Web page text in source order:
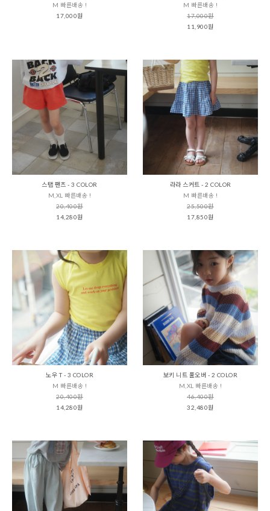
M 빠른배송 !
17,000원
M 빠른배송 !
17,000원
11,900원
스탭 팬츠 - 3 COLOR
M,XL 빠른배송 !
20,400원
14,280원
라라 스커트 - 2 COLOR
M 빠른배송 !
25,500원
17,850원
노우 T - 3 COLOR
M 빠른배송 !
20,400원
14,280원
보키 니트 풀오버 - 2 COLOR
M,XL 빠른배송 !
46,400원
32,480원